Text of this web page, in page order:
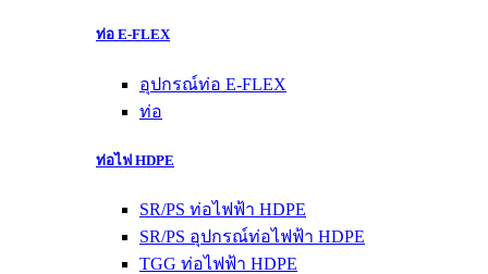
ท่อ E-FLEX
อุปกรณ์ท่อ E-FLEX
ท่อ
ท่อไฟ HDPE
SR/PS ท่อไฟฟ้า HDPE
SR/PS อุปกรณ์ท่อไฟฟ้า HDPE
TGG ท่อไฟฟ้า HDPE